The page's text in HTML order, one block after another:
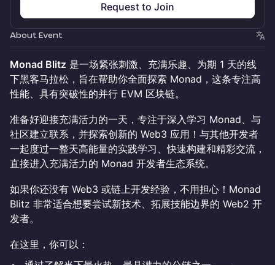
Request to Join
About Event
Monad Blitz 是一场紧张刺激、充满乐趣、为期 1 天的线
下黑客马拉松，旨在帮助你全面探索 Monad，这条专注高
性能、具有突破性的并行 EVM 区块链。
准备好迎接充满活力的一天，专注于深入学习 Monad、与
社区建立联系，并探索创新的 Web3 应用！与其他开发者
一起度过一整天高能量的实践学习、快速构建和精彩交流，
直接进入充满活力的 Monad 开发者生态系统。
如果你还没有 Web3 或链上开发经验，不用担心！Monad
Blitz 非常适合想要尝试新技术、拓展技能边界的 Web2 开
发者。
在这里，你可以：